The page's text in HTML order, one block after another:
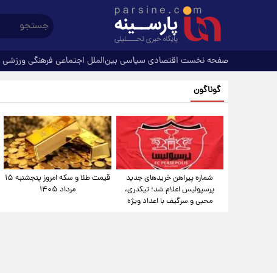
صفحه نخست اقتصادی سیاسی بین‌الملل اجتماعی فرهنگیورزشی
گوناگون
شماره پیراهن خریدهای جدید
پرسپولیس اعلام شد؛ تیکدری،
محبی و سرگیف با اعداد ویژه
قیمت طلا و سکه امروز پنجشنبه ۱۵
مرداد ۱۴۰۵